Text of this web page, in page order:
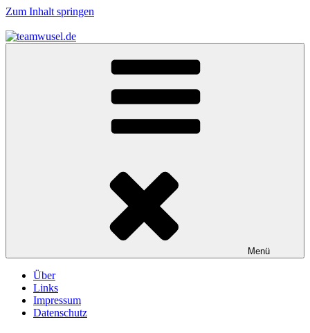
Zum Inhalt springen
Menü
Über
Links
Impressum
Datenschutz